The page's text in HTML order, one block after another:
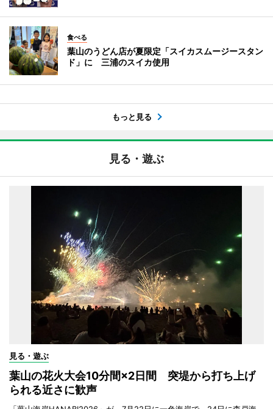
食べる
葉山のうどん店が夏限定「スイカスムージースタン
ド」に 三浦のスイカ使用
もっと見る
見る・遊ぶ
見る・遊ぶ
葉山の花火大会10分間×2日間 突堤から打ち上げ
られる近さに歓声